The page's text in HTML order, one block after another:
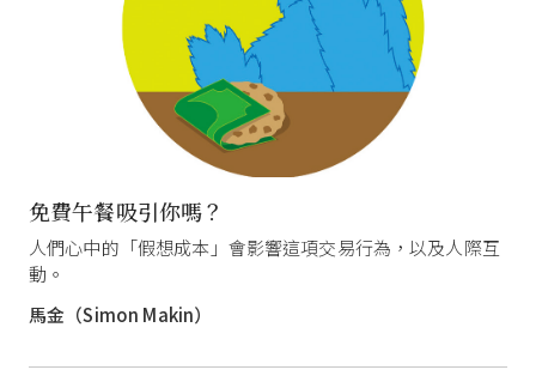
免費午餐吸引你嗎？
人們心中的「假想成本」會影響這項交易行為，以及人際互
動。
馬金（Simon Makin）